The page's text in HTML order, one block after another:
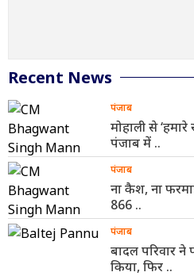
Recent News
पंजाब
मोहाली से
पंजाब में ..
पंजाब
ना कैश, ना
866 ..
पंजाब
बादल परिवार
किया, फिर ..